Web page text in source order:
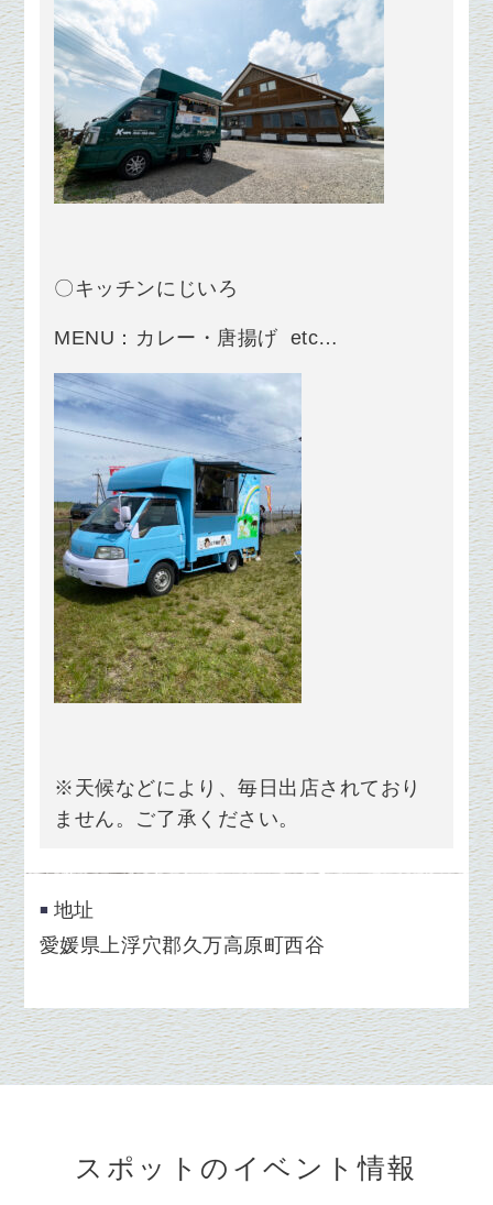
〇キッチンにじいろ
MENU：カレー・唐揚げ etc…
※天候などにより、毎日出店されており
ません。ご了承ください。
地址
愛媛県上浮穴郡久万高原町西谷
スポットのイベント情報